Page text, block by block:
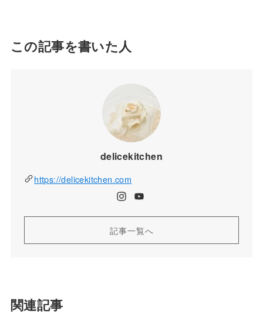
この記事を書いた人
delicekitchen
https://delicekitchen.com
記事一覧へ
関連記事